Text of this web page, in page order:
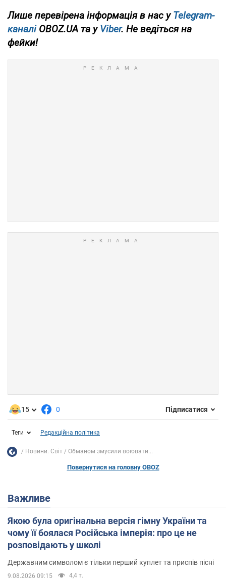
Лише перевірена інформація в нас уTelegram-
каналіOBOZ.UA та уViber. Не ведіться на
фейки!
15 0 Підписатися
Теги Редакційна політика
Новини. Світ Обманом змусили воювати...
Повернутися на головну OBOZ
Важливе
Якою була оригінальна версія гімну України та
чому її боялася Російська імперія: про це не
розповідають у школі
Державним символом є тільки перший куплет та приспів пісні
9.08.2026 09:15 4,4 т.